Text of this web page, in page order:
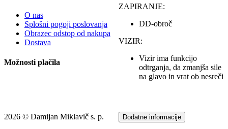
ZAPIRANJE:
DD-obroč
VIZIR:
Vizir ima funkcijo
odtrganja, da zmanjša sile
na glavo in vrat ob nesreči
Dodatne informacije
O nas
Splošni pogoji poslovanja
Obrazec odstop od nakupa
Dostava
Možnosti plačila
2026 © Damijan Miklavič s. p.